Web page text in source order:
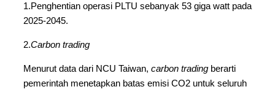
1.Penghentian operasi PLTU sebanyak 53 giga watt pada
2025-2045.
2.Carbon trading
Menurut data dari NCU Taiwan, carbon trading berarti
pemerintah menetapkan batas emisi CO2 untuk seluruh